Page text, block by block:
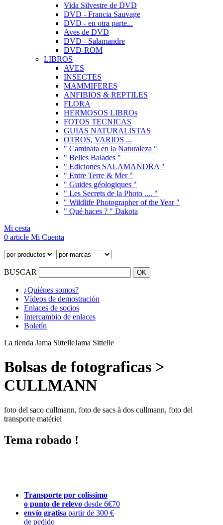
Vida Silvestre de DVD
DVD - Francia Sauvage
DVD - en otra parte...
Aves de DVD
DVD - Salamandre
DVD-ROM
LIBROS
AVES
INSECTES
MAMMIFERES
ANFIBIOS & REPTILES
FLORA
HERMOSOS LIBROs
FOTOS TECNICAS
GUIAS NATURALISTAS
OTROS, VARIOS ...
" Caminata en la Naturaleza "
" Belles Balades "
" Ediciones SALAMANDRA "
" Entre Terre & Mer "
" Guides géologiques "
" Les Secrets de la Photo .... "
" Wildlife Photographer of the Year "
" Qué haces ? " Dakota
Mi cesta
0 article Mi Cuenta
BUSCAR
¿Quiénes somos?
Vídeos de demostración
Enlaces de socios
Intercambio de enlaces
Boletín
La tienda Jama SittelleJama Sittelle
Bolsas de fotograficas >
CULLMANN
foto del saco cullmann, foto de sacs à dos cullmann, foto del
transporte matériel
Tema robado !
Transporte por colissimo
o punto de relevo desde 6€70
envío gratisa partir de 300 €
de pedido